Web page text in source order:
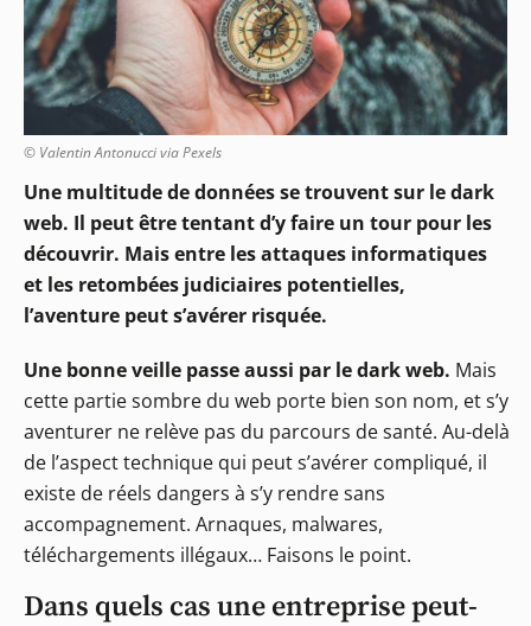
© Valentin Antonucci via Pexels
Une multitude de données se trouvent sur le dark
web. Il peut être tentant d’y faire un tour pour les
découvrir. Mais entre les attaques informatiques
et les retombées judiciaires potentielles,
l’aventure peut s’avérer risquée.
Une bonne veille passe aussi par le dark web. Mais
cette partie sombre du web porte bien son nom, et s’y
aventurer ne relève pas du parcours de santé. Au-delà
de l’aspect technique qui peut s’avérer compliqué, il
existe de réels dangers à s’y rendre sans
accompagnement. Arnaques, malwares,
téléchargements illégaux… Faisons le point.
Dans quels cas une entreprise peut-